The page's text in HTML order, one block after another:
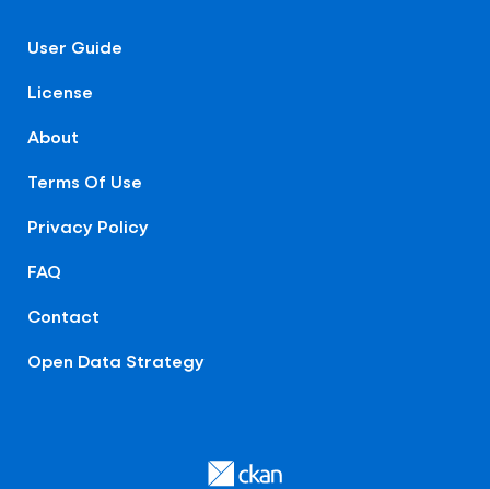
User Guide
License
About
Terms Of Use
Privacy Policy
FAQ
Contact
Open Data Strategy